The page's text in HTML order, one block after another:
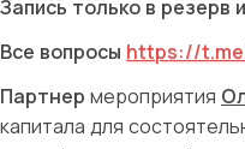
Запись только в резерв
Все вопросы https://
Партнер мероприятия
капитала для